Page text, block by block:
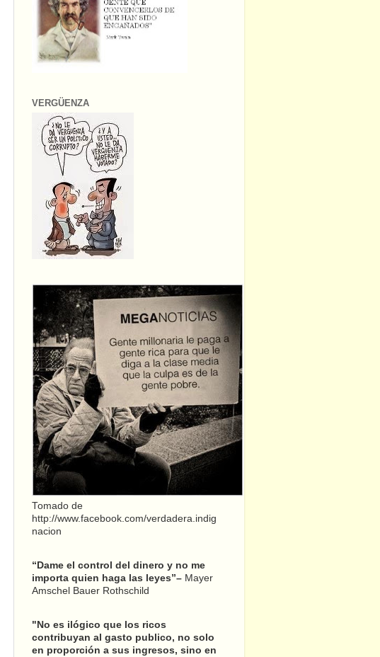
VERGÜENZA
Tomado de
http://www.facebook.com/verdadera.indig
nacion
“Dame el control del dinero y no me
importa quien haga las leyes”– Mayer
Amschel Bauer Rothschild
"No es ilógico que los ricos
contribuyan al gasto publico, no solo
en proporción a sus ingresos, sino en